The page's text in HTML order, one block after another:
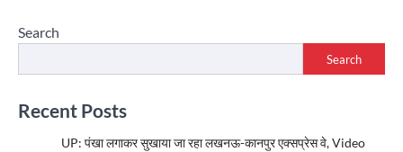
Search
Search
Recent Posts
UP: पंखा लगाकर सुखाया जा रहा लखनऊ-कानपुर एक्सप्रेस वे, Video